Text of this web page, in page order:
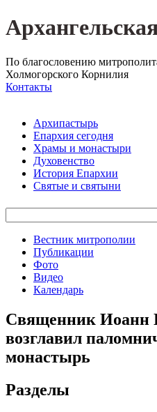
По благословению
Холмогорского Корнилия
Контакты
Архипастырь
Епархия сегодня
Храмы и монастыри
Духовенство
История Епархии
Святые и святыни
Вестник митрополии
Публикации
Фото
Видео
Календарь
Священник Иоанн
возглавил
монастырь
Разделы